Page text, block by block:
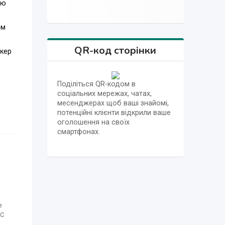
QR-код сторінки
Поділіться QR-кодом в
соціальних мережах, чатах,
месенджерах щоб ваші знайомі,
потенційні клієнти відкрили ваше
оголошення на своїх
смартфонах.